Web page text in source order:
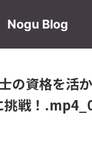
Nogu Blog
の資格を活
挑戦！